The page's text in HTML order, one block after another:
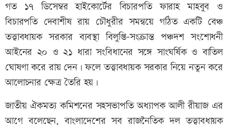
গত ১৭ ডিসেম্বর হাইকোর্টের বিচারপতি ফারাহ মাহবুব ও
বিচারপতি দেবাশীষ রায় চৌধুরীর সমন্বয়ে গঠিত একটি বেঞ্চ
তত্ত্বাবধায়ক সরকার ব্যবস্থা বিলুপ্তি-সংক্রান্ত পঞ্চদশ সংশোধনী
আইনের ২০ ও ২১ ধারা সংবিধানের সঙ্গে সাংঘর্ষিক ও বাতিল
ঘোষণা করে রায় দেন। ফলে তত্ত্বাবধায়ক সরকার নিয়ে নতুন করে
আলোচনার ক্ষেত্র তৈরি হয়।
জাতীয় ঐকমত্য কমিশনের সহসভাপতি অধ্যাপক আলী রীয়াজ এর
আগে বলেছেন, বাংলাদেশের সব রাজনৈতিক দল তত্ত্বাবধায়ক